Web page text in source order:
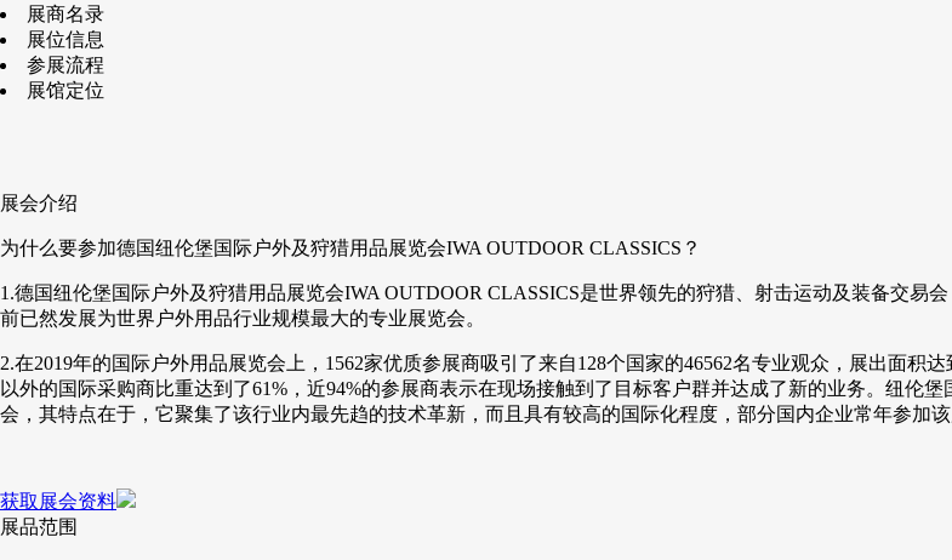
展商名录
展位信息
参展流程
展馆定位
展会介绍
为什么要参加德国纽伦堡国际户外及狩猎用品展览会IWA OUTDOOR CLASSICS？
1.德国纽伦堡国际户外及狩猎用品展览会IWA OUTDOOR CLASSICS是世界领先的狩猎、射击运动及装备交易
前已然发展为世界户外用品行业规模最大的专业展览会。
2.在2019年的国际户外用品展览会上，1562家优质参展商吸引了来自128个国家的46562名专业观众，展出面积
以外的国际采购商比重达到了61%，近94%的参展商表示在现场接触到了目标客户群并达成了新的业务。纽伦
会，其特点在于，它聚集了该行业内最先趋的技术革新，而且具有较高的国际化程度，部分国内企业常年参加该
获取展会资料
展品范围